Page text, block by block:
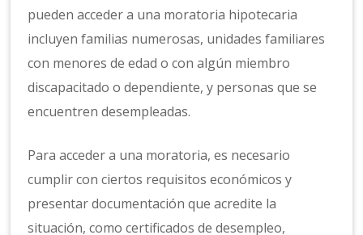
pueden acceder a una moratoria hipotecaria
incluyen familias numerosas, unidades familiares
con menores de edad o con algún miembro
discapacitado o dependiente, y personas que se
encuentren desempleadas.
Para acceder a una moratoria, es necesario
cumplir con ciertos requisitos económicos y
presentar documentación que acredite la
situación, como certificados de desempleo,